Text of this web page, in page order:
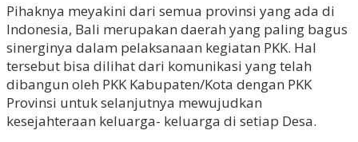
Pihaknya meyakini dari semua provinsi yang ada di
Indonesia, Bali merupakan daerah yang paling bagus
sinerginya dalam pelaksanaan kegiatan PKK. Hal
tersebut bisa dilihat dari komunikasi yang telah
dibangun oleh PKK Kabupaten/Kota dengan PKK
Provinsi untuk selanjutnya mewujudkan
kesejahteraan keluarga- keluarga di setiap Desa.